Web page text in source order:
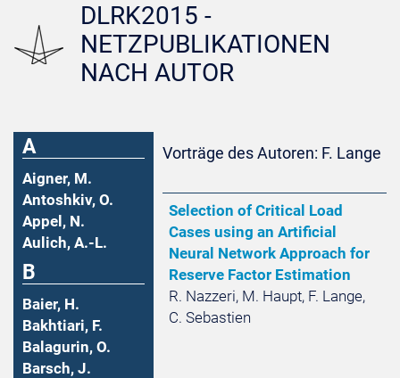
DLRK2015 -
NETZPUBLIKATIONEN
NACH AUTOR
A
Aigner, M.
Antoshkiv, O.
Appel, N.
Aulich, A.-L.
B
Baier, H.
Bakhtiari, F.
Balagurin, O.
Barsch, J.
Vorträge des Autoren: F. Lange
Selection of Critical Load
Cases using an Artificial
Neural Network Approach for
Reserve Factor Estimation
R. Nazzeri, M. Haupt, F. Lange,
C. Sebastien